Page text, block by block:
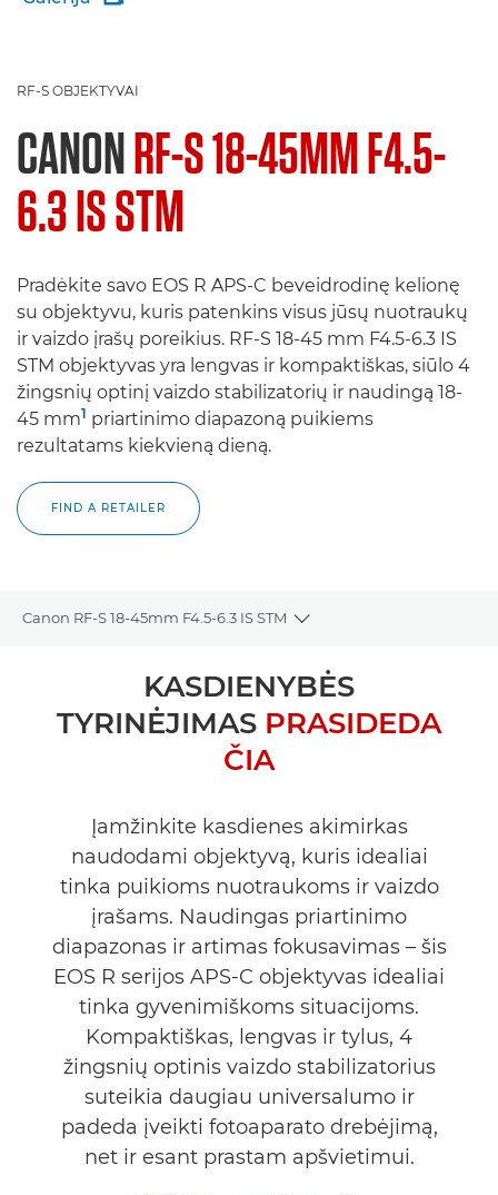
RF-S OBJEKTYVAI
CANONRF-S 18-45MM F4.5-
6.3 IS STM
Pradėkite savo EOS R APS-C beveidrodinę kelionę
su objektyvu, kuris patenkins visus jūsų nuotraukų
ir vaizdo įrašų poreikius. RF-S 18-45 mm F4.5-6.3 IS
STM objektyvas yra lengvas ir kompaktiškas, siūlo 4
žingsnių optinį vaizdo stabilizatorių ir naudingą 18-
45 mm1 priartinimo diapazoną puikiems
rezultatams kiekvieną dieną.
FIND A RETAILER
Canon RF-S 18-45mm F4.5-6.3 IS STM
Toggle breadcrumbs
Bendrieji duomenys
Specifikacijos
Palaikymas
KASDIENYBĖS
TYRINĖJIMAS PRASIDEDA
ČIA
Įamžinkite kasdienes akimirkas
naudodami objektyvą, kuris idealiai
tinka puikioms nuotraukoms ir vaizdo
įrašams. Naudingas priartinimo
diapazonas ir artimas fokusavimas – šis
EOS R serijos APS-C objektyvas idealiai
tinka gyvenimiškoms situacijoms.
Kompaktiškas, lengvas ir tylus, 4
žingsnių optinis vaizdo stabilizatorius
suteikia daugiau universalumo ir
padeda įveikti fotoaparato drebėjimą,
net ir esant prastam apšvietimui.